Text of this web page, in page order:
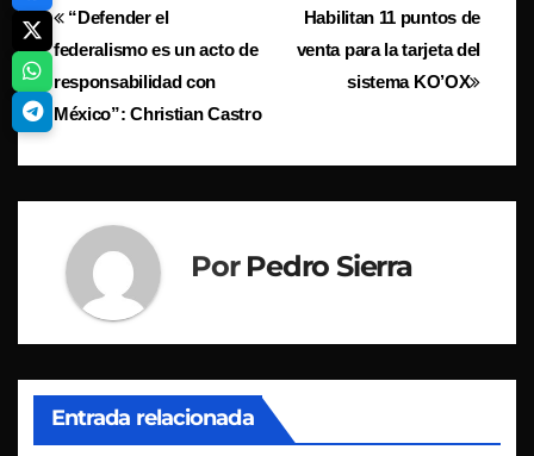
Navegación
de
entradas
Habilitan 11 puntos de
venta para la tarjeta del
sistema KO’OX
“Defender el
federalismo es un acto de
responsabilidad con
México”: Christian Castro
Por Pedro Sierra
Entrada relacionada